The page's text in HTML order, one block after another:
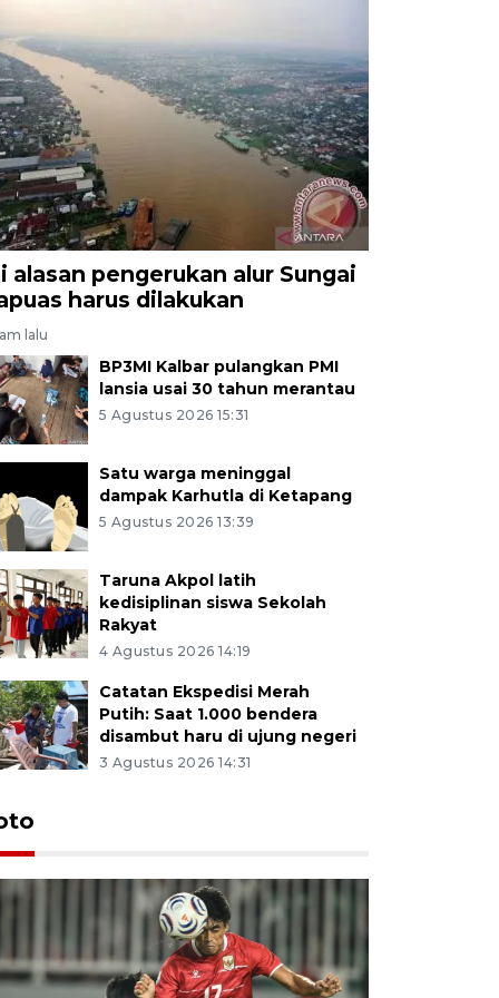
alasan pengerukan alur Sungai
harus dilakukan
lalu
BP3MI Kalbar pulangkan PMI
lansia usai 30 tahun merantau
5 Agustus 2026 15:31
Satu warga meninggal
dampak Karhutla di Ketapang
5 Agustus 2026 13:39
Taruna Akpol latih
kedisiplinan siswa Sekolah
Rakyat
4 Agustus 2026 14:19
Catatan Ekspedisi Merah
Putih: Saat 1.000 bendera
disambut haru di ujung negeri
3 Agustus 2026 14:31